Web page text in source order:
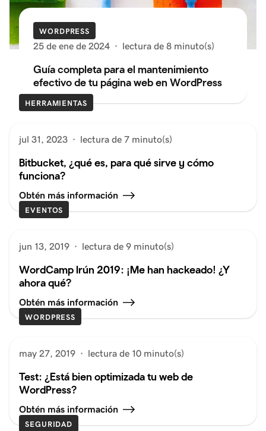
WORDPRESS
25 de ene de 2024 · lectura de 8 minuto(s)
Guía completa para el mantenimiento
efectivo de tu página web en WordPress
HERRAMIENTAS
jul 31, 2023 · lectura de 7 minuto(s)
Bitbucket, ¿qué es, para qué sirve y cómo
funciona?
Obtén más información
EVENTOS
jun 13, 2019 · lectura de 9 minuto(s)
WordCamp Irún 2019: ¡Me han hackeado! ¿Y
ahora qué?
Obtén más información
WORDPRESS
may 27, 2019 · lectura de 10 minuto(s)
Test: ¿Está bien optimizada tu web de
WordPress?
Obtén más información
SEGURIDAD